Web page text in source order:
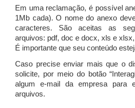
Em uma reclamação, é possível
1Mb cada). O nome do anexo
caracteres. São aceitas as
arquivos: pdf, doc e docx, xls e
É importante que seu conteúdo
Caso precise enviar mais que o
solicite, por meio do botão
algum e-mail da empresa para
arquivos.